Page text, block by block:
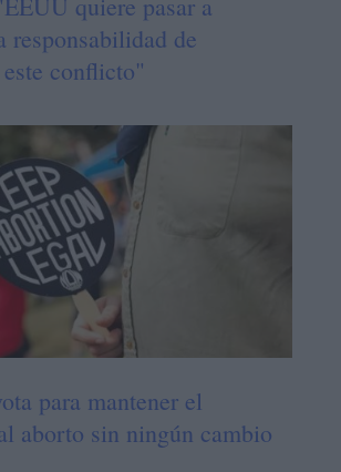
responsabilidad de
conflicto"
para mantener el
aborto sin ningún cambio